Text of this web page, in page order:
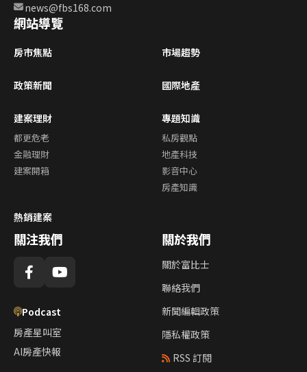
news@fbs168.com
網站導覽
房市焦點 市場趨勢
政策新聞 國際地產
建案理財
都更危老
金融理財
建案開箱
專題知識
私房觀點
地產科技
影音中心
房產知識
熱銷建案
關注我們
Podcast
房產星叫室
AI房產快報
關於我們
關於富比士
聯絡我們
新聞編輯政策
隱私權政策
RSS 訂閱